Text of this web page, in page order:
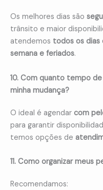
Os melhores dias são
trânsito e maior
atendemos todos os dias
semana e feriados.
10. Com quanto tempo
minha mudança?
O ideal é agendar com
para garantir
temos opções de
11. Como organizar meus
Recomendamos: